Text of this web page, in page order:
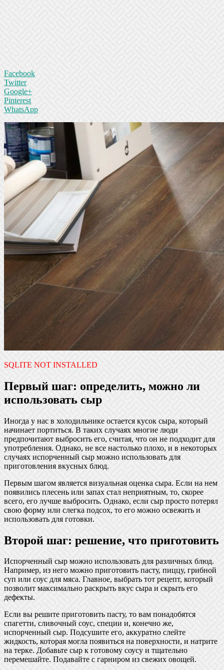
Facebook
Twitter
Google+
Pinterest
WhatsApp
SQLITE NOT INSTALLED
Первый шаг: определить, можно ли
использовать сыр
Иногда у нас в холодильнике остается кусок сыра, который
начинает портиться. В таких случаях многие люди
предпочитают выбросить его, считая, что он не подходит для
употребления. Однако, не все настолько плохо, и в некоторых
случаях испорченный сыр можно использовать для
приготовления вкусных блюд.
Первым шагом является визуальная оценка сыра. Если на нем
появились плесень или запах стал неприятным, то, скорее
всего, его лучше выбросить. Однако, если сыр просто потерял
свою форму или слегка подсох, то его можно освежить и
использовать для готовки.
Второй шаг: решение, что приготовить
Испорченный сыр можно использовать для различных блюд.
Например, из него можно приготовить пасту, пиццу, грибной
суп или соус для мяса. Главное, выбрать тот рецепт, который
позволит максимально раскрыть вкус сыра и скрыть его
дефекты.
Если вы решите приготовить пасту, то вам понадобятся
спагетти, сливочный соус, специи и, конечно же,
испорченный сыр. Подсушите его, аккуратно слейте
жидкость, которая могла появиться на поверхности, и натрите
на терке. Добавьте сыр к готовому соусу и тщательно
перемешайте. Подавайте с гарниром из свежих овощей.